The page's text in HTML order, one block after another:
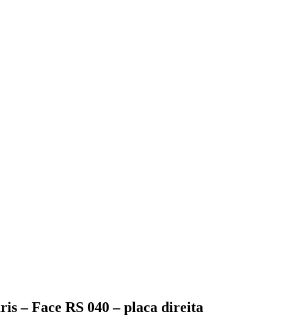
– Face RS 040 – placa direita